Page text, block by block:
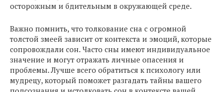
осторожным и бдительным в окружающей среде.
Важно помнить, что толкование сна с огромной
толстой змеей зависит от контекста и эмоций, которые
сопровождали сон. Часто сны имеют индивидуальное
значение и могут отражать личные опасения и
проблемы. Лучше всего обратиться к психологу или
мудрецу, который поможет разгадать тайны вашего